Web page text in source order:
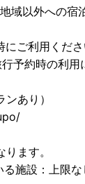
域以外への宿
ご利用くださ
予約時の利用
あり）
ます。
施設：上限